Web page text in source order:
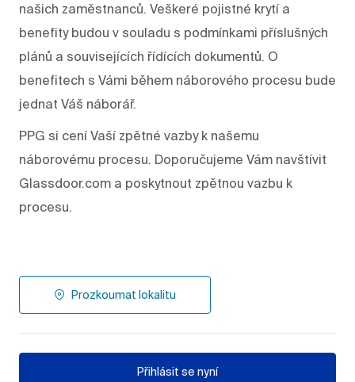
našich zaměstnanců. Veškeré pojistné krytí a
benefity budou v souladu s podmínkami příslušných
plánů a souvisejících řídících dokumentů. O
benefitech s Vámi během náborového procesu bude
jednat Váš náborář.
PPG si cení Vaší zpětné vazby k našemu
náborovému procesu. Doporučujeme Vám navštívit
Glassdoor.com a poskytnout zpětnou vazbu k
procesu.
Prozkoumat lokalitu
Přihlásit se nyní